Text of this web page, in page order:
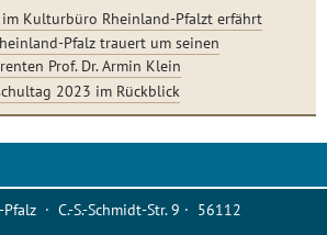
im Kulturbüro Rheinland-Pfalzt erfährt
Pfalz trauert um seinen
Prof. Dr. Armin Klein
2023 im Rückblick
· C.-S.-Schmidt-Str. 9 · 56112